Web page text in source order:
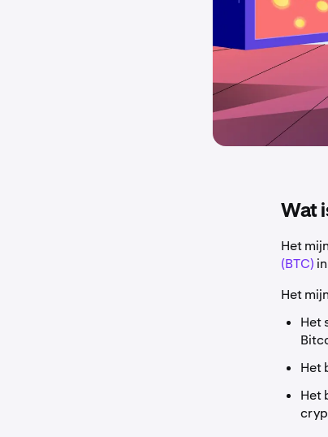
Wat
Het
(BTC)
Het
Het
Het
Het